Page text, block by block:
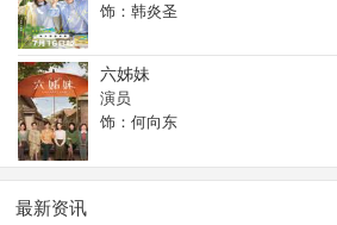
饰：韩炎圣
六姊妹
演员
饰：何向东
最新资讯